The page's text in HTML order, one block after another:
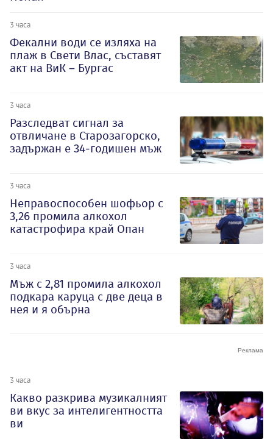
3 часа
Фекални води се изляха на
плаж в Свети Влас, съставят
акт на ВиК – Бургас
3 часа
Разследват сигнал за
отвличане в Старозагорско,
задържан е 34-годишен мъж
3 часа
Неправоспособен шофьор с
3,26 промила алкохол
катастрофира край Опан
3 часа
Мъж с 2,81 промила алкохол
подкара каруца с две деца в
нея и я обърна
3 часа
Какво разкрива музикалният
ви вкус за интелигентността
ви